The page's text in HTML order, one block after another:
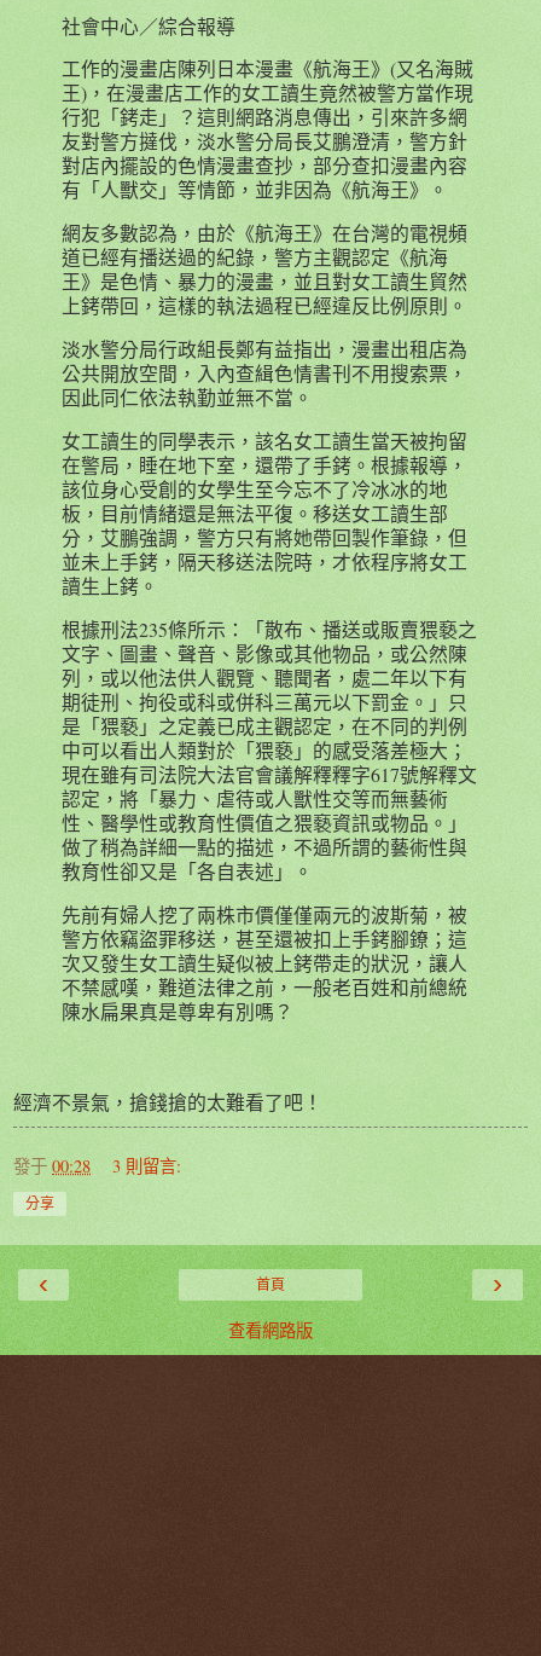
社會中心／綜合報導
工作的漫畫店陳列日本漫畫《航海王》(又名海賊
王)，在漫畫店工作的女工讀生竟然被警方當作現
行犯「銬走」？這則網路消息傳出，引來許多網
友對警方撻伐，淡水警分局長艾鵬澄清，警方針
對店內擺設的色情漫畫查抄，部分查扣漫畫內容
有「人獸交」等情節，並非因為《航海王》。
網友多數認為，由於《航海王》在台灣的電視頻
道已經有播送過的紀錄，警方主觀認定《航海
王》是色情、暴力的漫畫，並且對女工讀生貿然
上銬帶回，這樣的執法過程已經違反比例原則。
淡水警分局行政組長鄭有益指出，漫畫出租店為
公共開放空間，入內查緝色情書刊不用搜索票，
因此同仁依法執勤並無不當。
女工讀生的同學表示，該名女工讀生當天被拘留
在警局，睡在地下室，還帶了手銬。根據報導，
該位身心受創的女學生至今忘不了冷冰冰的地
板，目前情緒還是無法平復。移送女工讀生部
分，艾鵬強調，警方只有將她帶回製作筆錄，但
並未上手銬，隔天移送法院時，才依程序將女工
讀生上銬。
根據刑法235條所示：「散布、播送或販賣猥褻之
文字、圖畫、聲音、影像或其他物品，或公然陳
列，或以他法供人觀覽、聽聞者，處二年以下有
期徒刑、拘役或科或併科三萬元以下罰金。」只
是「猥褻」之定義已成主觀認定，在不同的判例
中可以看出人類對於「猥褻」的感受落差極大；
現在雖有司法院大法官會議解釋釋字617號解釋文
認定，將「暴力、虐待或人獸性交等而無藝術
性、醫學性或教育性價值之猥褻資訊或物品。」
做了稍為詳細一點的描述，不過所謂的藝術性與
教育性卻又是「各自表述」。
先前有婦人挖了兩株市價僅僅兩元的波斯菊，被
警方依竊盜罪移送，甚至還被扣上手銬腳鐐；這
次又發生女工讀生疑似被上銬帶走的狀況，讓人
不禁感嘆，難道法律之前，一般老百姓和前總統
陳水扁果真是尊卑有別嗎？
經濟不景氣，搶錢搶的太難看了吧！
發于 00:28 3 則留言:
分享
‹ ›
首頁
查看網路版